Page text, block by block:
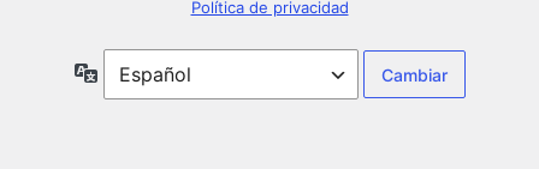
Política de privacidad
Idioma